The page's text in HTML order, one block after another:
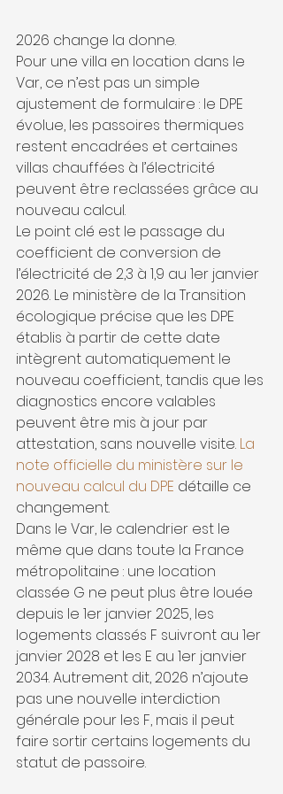
2026 change la donne.
Pour une villa en location dans le
Var, ce n’est pas un simple
ajustement de formulaire : le DPE
évolue, les passoires thermiques
restent encadrées et certaines
villas chauffées à l’électricité
peuvent être reclassées grâce au
nouveau calcul.
Le point clé est le passage du
coefficient de conversion de
l’électricité de 2,3 à 1,9 au 1er janvier
2026. Le ministère de la Transition
écologique précise que les DPE
établis à partir de cette date
intègrent automatiquement le
nouveau coefficient, tandis que les
diagnostics encore valables
peuvent être mis à jour par
attestation, sans nouvelle visite. La
note officielle du ministère sur le
nouveau calcul du DPE détaille ce
changement.
Dans le Var, le calendrier est le
même que dans toute la France
métropolitaine : une location
classée G ne peut plus être louée
depuis le 1er janvier 2025, les
logements classés F suivront au 1er
janvier 2028 et les E au 1er janvier
2034. Autrement dit, 2026 n’ajoute
pas une nouvelle interdiction
générale pour les F, mais il peut
faire sortir certains logements du
statut de passoire.